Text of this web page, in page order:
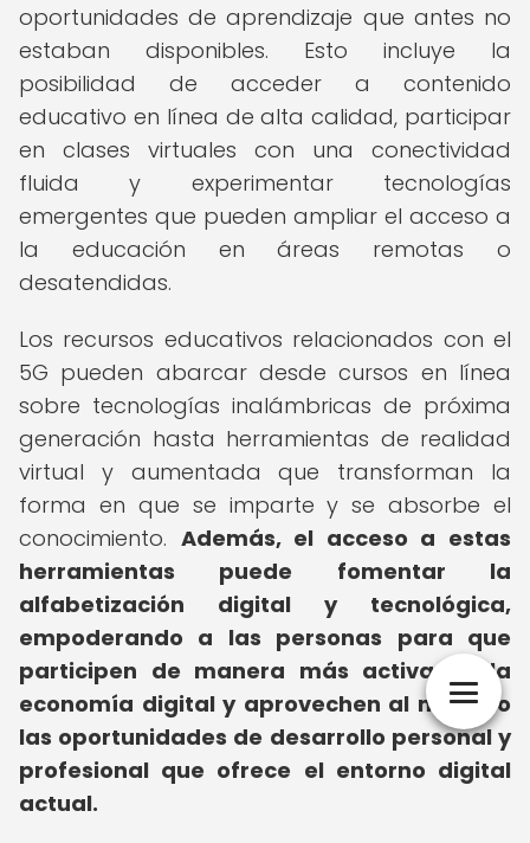
oportunidades de aprendizaje que antes no
estaban disponibles. Esto incluye la
posibilidad de acceder a contenido
educativo en línea de alta calidad, participar
en clases virtuales con una conectividad
fluida y experimentar tecnologías
emergentes que pueden ampliar el acceso a
la educación en áreas remotas o
desatendidas.
Los recursos educativos relacionados con el
5G pueden abarcar desde cursos en línea
sobre tecnologías inalámbricas de próxima
generación hasta herramientas de realidad
virtual y aumentada que transforman la
forma en que se imparte y se absorbe el
conocimiento. Además, el acceso a estas
herramientas puede fomentar la
alfabetización digital y tecnológica,
empoderando a las personas para que
participen de manera más activa en la
economía digital y aprovechen al máximo
las oportunidades de desarrollo personal y
profesional que ofrece el entorno digital
actual.